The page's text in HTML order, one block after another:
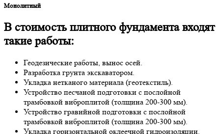
Мoнoлитный
В стоимость плитного фундамента входят
такие работы:
Геодезические работы, вынос осей.
Разработка грунта экскаватором.
Укладка нетканого материала (геотекстиль).
Устройство песчаной подготовки с послойной
трамбовкой виброплитой (толщина 200-300 мм).
Устройство гравийной подготовки с послойной
трамбовкой виброплитой (толщина 200-300 мм).
Укладка горизонтальной оклеечной гидроизоляции.